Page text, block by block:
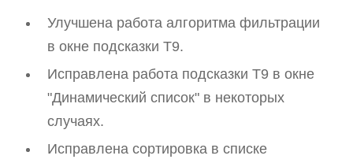
Улучшена работа алгоритма фильтрации
в окне подсказки T9.
Исправлена работа подсказки T9 в окне
"Динамический список" в некоторых
случаях.
Исправлена сортировка в списке